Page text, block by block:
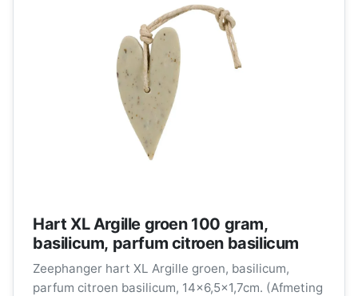
Hart XL Argille groen 100 gram,
basilicum, parfum citroen basilicum
Zeephanger hart XL Argille groen, basilicum,
parfum citroen basilicum, 14x6,5x1,7cm. (Afmeting